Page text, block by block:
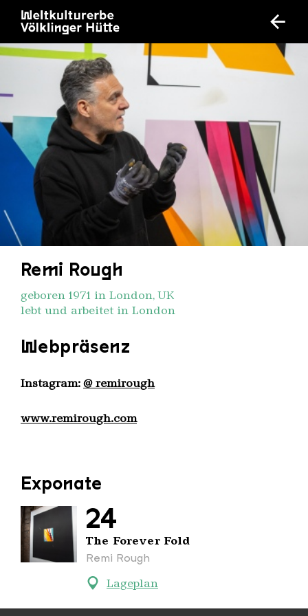
Remi Rough
geboren 1971 in London, UK
lebt und arbeitet in London
Webpräsenz
Instagram: @ remirough
www.remirough.com
Exponate
24
The Forever Fold
Remi Rough
Lageplan